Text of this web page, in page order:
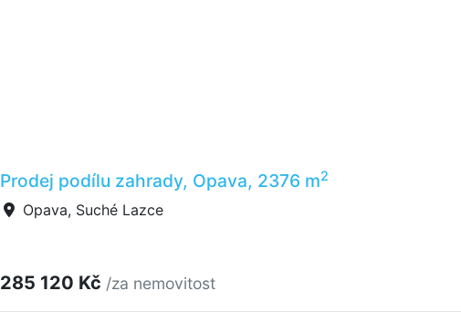
Prodej podílu zahrady, Opava, 2376 m2
Opava, Suché Lazce
285 120 Kč /za nemovitost